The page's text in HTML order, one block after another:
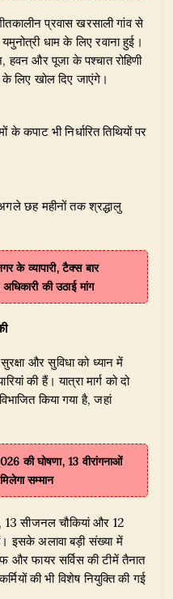
प्रवास खरसाली गांव से
धाम के लिए रवाना हुई।
हवन और पूजा के पश्चात रोहिणी
लिए खोल दिए जाएंगे।
कपाट भी निर्धारित तिथियों पर
छह महीनों तक श्रद्धालु
के व्यापारी, टैक्स बार
की उठाई मांग
और सुविधा को ध्यान में
की हैं। यात्रा मार्ग को दो
किया गया है, जहां
की घोषणा, 13 वीरांगनाओं
सम्मान
13 सीजनल चौकियां और 12
इसके अलावा बड़ी संख्या में
और फायर सर्विस की टीमें तैनात
की भी विशेष नियुक्ति की गई